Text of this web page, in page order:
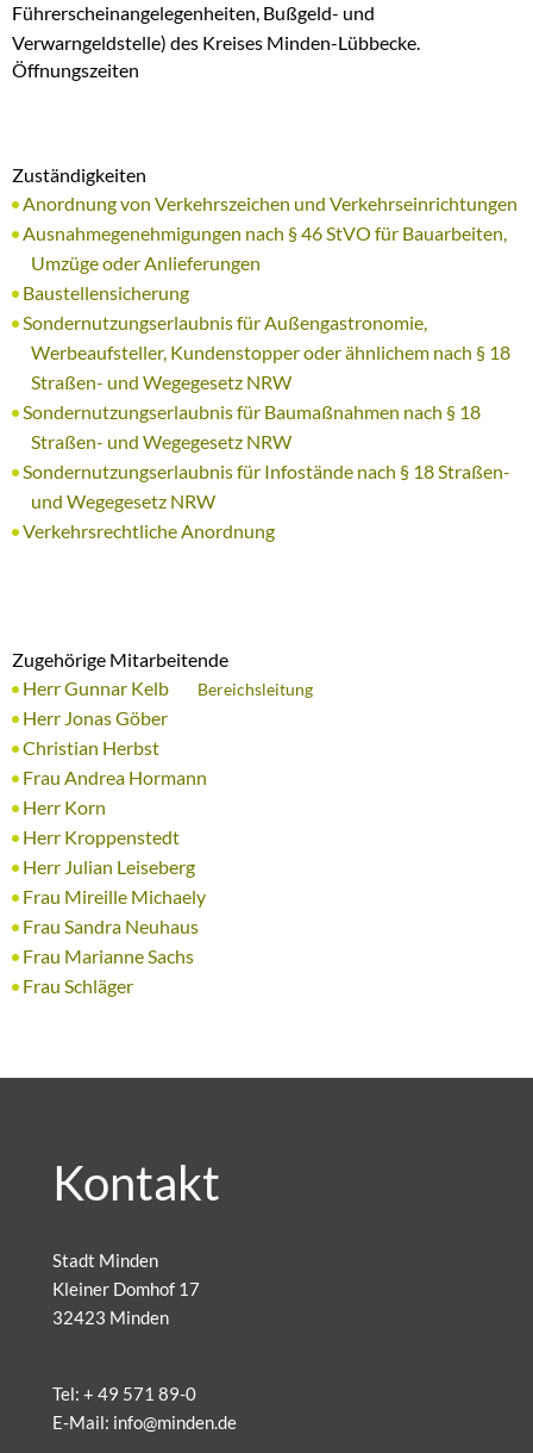
Führerscheinangelegenheiten, Bußgeld- und
Verwarngeldstelle) des Kreises Minden-Lübbecke.
Öffnungszeiten
Zuständigkeiten
Anordnung von Verkehrszeichen und Verkehrseinrichtungen
Ausnahmegenehmigungen nach § 46 StVO für Bauarbeiten,
Umzüge oder Anlieferungen
Baustellensicherung
Sondernutzungserlaubnis für Außengastronomie,
Werbeaufsteller, Kundenstopper oder ähnlichem nach § 18
Straßen- und Wegegesetz NRW
Sondernutzungserlaubnis für Baumaßnahmen nach § 18
Straßen- und Wegegesetz NRW
Sondernutzungserlaubnis für Infostände nach § 18 Straßen-
und Wegegesetz NRW
Verkehrsrechtliche Anordnung
Zugehörige Mitarbeitende
Herr Gunnar Kelb
Bereichsleitung
Herr Jonas Göber
Christian Herbst
Frau Andrea Hormann
Herr Korn
Herr Kroppenstedt
Herr Julian Leiseberg
Frau Mireille Michaely
Frau Sandra Neuhaus
Frau Marianne Sachs
Frau Schläger
Kontakt
Stadt Minden
Kleiner Domhof 17
32423 Minden
Tel: + 49 571 89-0
E-Mail: info@minden.de